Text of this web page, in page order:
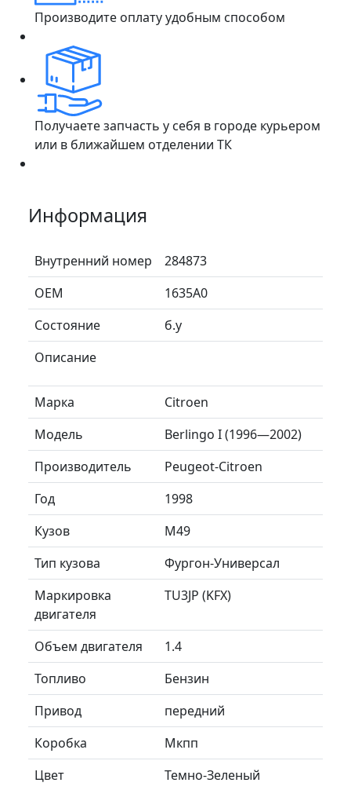
Производите оплату удобным способом
Получаете запчасть у себя в городе курьером
или в ближайшем отделении ТК
Информация
Внутренний номер
284873
ОЕМ
1635A0
Состояние
б.у
Описание
Марка
Citroen
Модель
Berlingo I (1996—2002)
Производитель
Peugeot-Citroen
Год
1998
Кузов
M49
Тип кузова
Фургон-Универсал
Маркировка
двигателя
TU3JP (KFX)
Объем двигателя
1.4
Топливо
Бензин
Привод
передний
Коробка
Мкпп
Цвет
Темно-Зеленый